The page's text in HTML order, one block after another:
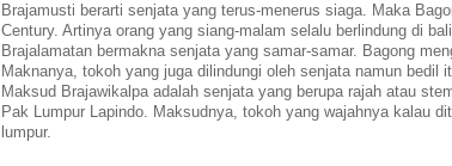
Brajamusti berarti senjata yang terus-menerus siaga. Maka
Century. Artinya orang yang siang-malam selalu berlindung di
Brajalamatan bermakna senjata yang samar-samar. Bagong
Maknanya, tokoh yang juga dilindungi oleh senjata namun bedil
Maksud Brajawikalpa adalah senjata yang berupa rajah atau
Pak Lumpur Lapindo. Maksudnya, tokoh yang wajahnya kalau
lumpur.